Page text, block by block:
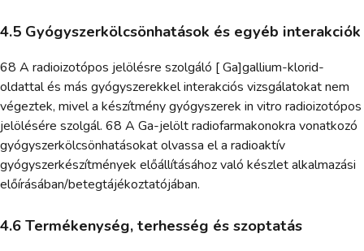
4.5 Gyógyszerkölcsönhatások és egyéb interakciók
68 A radioizotópos jelölésre szolgáló [ Ga]gallium-klorid-
oldattal és más gyógyszerekkel interakciós vizsgálatokat nem
végeztek, mivel a készítmény gyógyszerek in vitro radioizotópos
jelölésére szolgál. 68 A Ga-jelölt radiofarmakonokra vonatkozó
gyógyszerkölcsönhatásokat olvassa el a radioaktív
gyógyszerkészítmények előállításához való készlet alkalmazási
előírásában/betegtájékoztatójában.
4.6 Termékenység, terhesség és szoptatás